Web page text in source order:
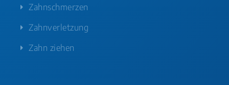
Zahnschmerzen
Zahnverletzung
Zahn ziehen